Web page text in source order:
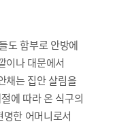
도 함부로 안방에
이나 대문에서
채는 집안 살림을
에 따라 온 식구의
한 어머니로서